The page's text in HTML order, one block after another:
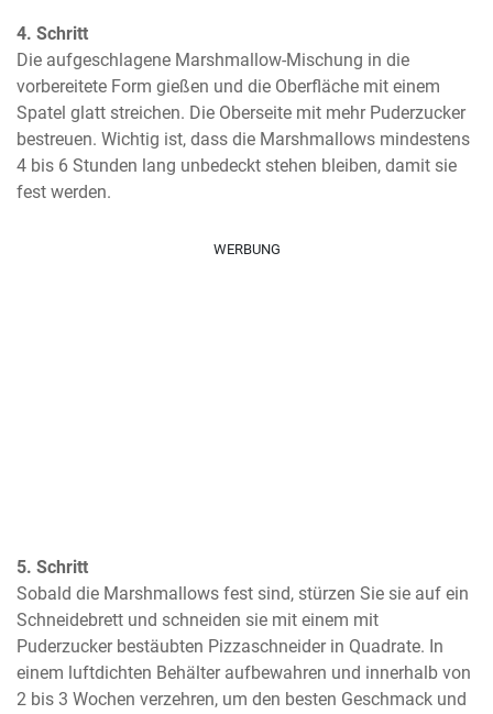
4. Schritt
Die aufgeschlagene Marshmallow-Mischung in die
vorbereitete Form gießen und die Oberfläche mit einem
Spatel glatt streichen. Die Oberseite mit mehr Puderzucker
bestreuen. Wichtig ist, dass die Marshmallows mindestens
4 bis 6 Stunden lang unbedeckt stehen bleiben, damit sie
fest werden.
WERBUNG
5. Schritt
Sobald die Marshmallows fest sind, stürzen Sie sie auf ein
Schneidebrett und schneiden sie mit einem mit
Puderzucker bestäubten Pizzaschneider in Quadrate. In
einem luftdichten Behälter aufbewahren und innerhalb von
2 bis 3 Wochen verzehren, um den besten Geschmack und